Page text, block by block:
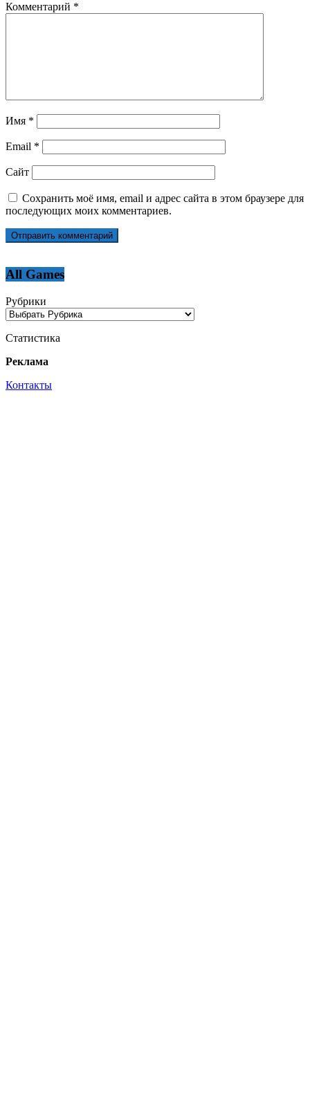
Комментарий *
Имя *
Email *
Сайт
Сохранить моё имя, email и адрес сайта в этом браузере для
последующих моих комментариев.
All Games
Рубрики
Статистика
Реклама
Контакты